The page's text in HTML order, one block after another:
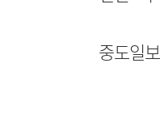
중도일